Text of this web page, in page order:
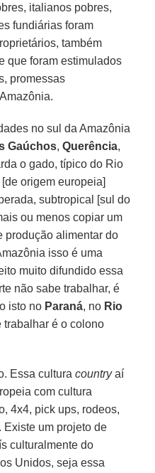
italianos pobres,
fundiárias foram
também
que foram estimulados
promessas
no sul da Amazônia
Gaúchos,Querência,
o gado, típico do Rio
origem europeia]
subtropical [sul do
ou menos copiar um
produção alimentar do
isso é uma
muito difundido essa
não sabe trabalhar, é
isto no Paraná, no Rio
trabalhar é o colono
Essa culturacountryaí
com cultura
4x4, pick ups, rodeos,
Existe um projeto de
culturalmente do
Unidos, seja essa